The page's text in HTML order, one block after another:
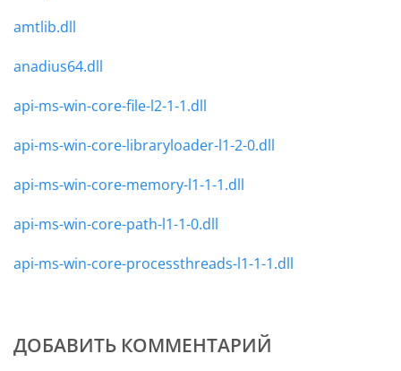
amtlib.dll
anadius64.dll
api-ms-win-core-file-l2-1-1.dll
api-ms-win-core-libraryloader-l1-2-0.dll
api-ms-win-core-memory-l1-1-1.dll
api-ms-win-core-path-l1-1-0.dll
api-ms-win-core-processthreads-l1-1-1.dll
ДОБАВИТЬ КОММЕНТАРИЙ